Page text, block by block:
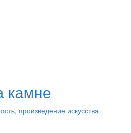
камне
произведение искусства